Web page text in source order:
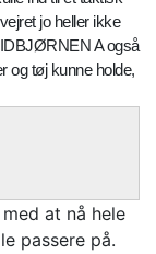
jo heller ikke
A også
og tøj kunne holde,
at nå hele
passere på.